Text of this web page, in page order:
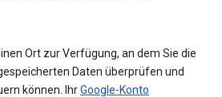
Ort zur Verfügung, an dem Sie die
Daten überprüfen und
können. IhrGoogle-Konto